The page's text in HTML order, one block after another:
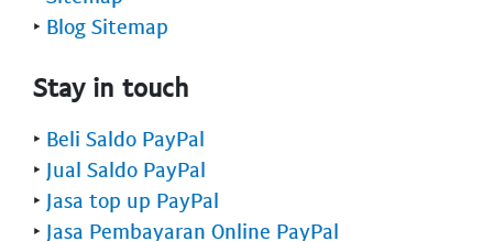
‣ Blog Sitemap
Stay in touch
‣ Beli Saldo PayPal
‣ Jual Saldo PayPal
‣ Jasa top up PayPal
‣ Jasa Pembayaran Online PayPal